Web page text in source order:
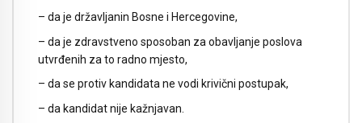
– da je državljanin Bosne i Hercegovine,
– da je zdravstveno sposoban za obavljanje poslova
utvrđenih za to radno mjesto,
– da se protiv kandidata ne vodi krivični postupak,
– da kandidat nije kažnjavan.